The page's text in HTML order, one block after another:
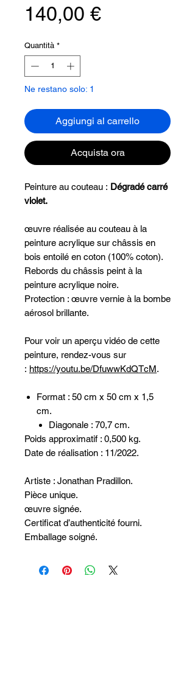
140,00 €Prezzo
Quantità *
Ne restano solo: 1
Aggiungi al carrello
Acquista ora
Peinture au couteau : Dégradé carré
violet.
œuvre réalisée au couteau à la
peinture acrylique sur châssis en
bois entoilé en coton (100% coton).
Rebords du châssis peint à la
peinture acrylique noire.
Protection : œuvre vernie à la bombe
aérosol brillante.
Pour voir un aperçu vidéo de cette
peinture, rendez-vous sur
: https://youtu.be/DfuwwKdQTcM.
Format : 50 cm x 50 cm x 1,5
cm.
Diagonale : 70,7 cm.
Poids approximatif : 0,500 kg.
Date de réalisation : 11/2022.
Artiste : Jonathan Pradillon.
Pièce unique.
œuvre signée.
Certificat d’authenticité fourni.
Emballage soigné.